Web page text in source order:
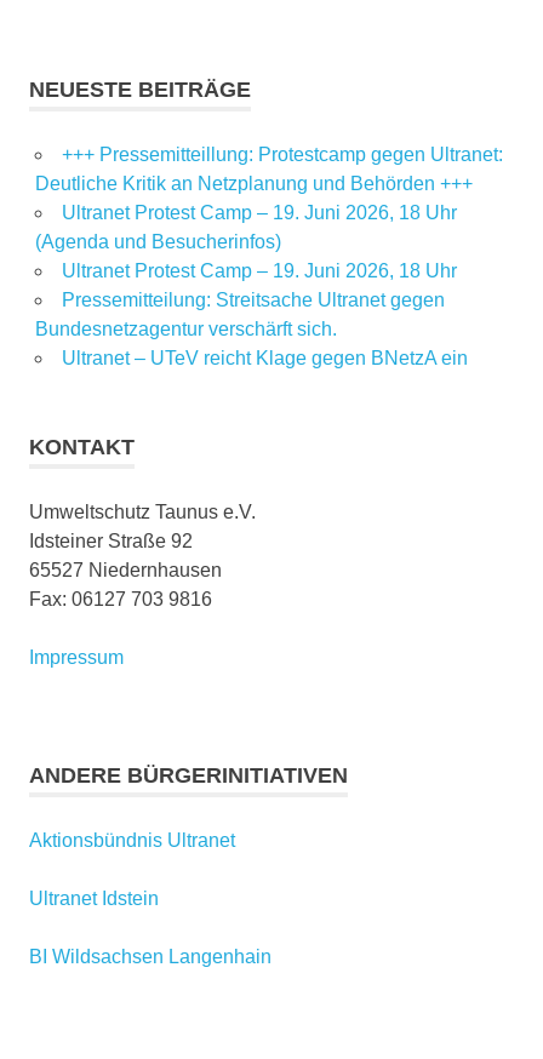
NEUESTE BEITRÄGE
+++ Pressemitteillung: Protestcamp gegen Ultranet:
Deutliche Kritik an Netzplanung und Behörden +++
Ultranet Protest Camp – 19. Juni 2026, 18 Uhr
(Agenda und Besucherinfos)
Ultranet Protest Camp – 19. Juni 2026, 18 Uhr
Pressemitteilung: Streitsache Ultranet gegen
Bundesnetzagentur verschärft sich.
Ultranet – UTeV reicht Klage gegen BNetzA ein
KONTAKT
Umweltschutz Taunus e.V.
Idsteiner Straße 92
65527 Niedernhausen
Fax: 06127 703 9816
Impressum
ANDERE BÜRGERINITIATIVEN
Aktionsbündnis Ultranet
Ultranet Idstein
BI Wildsachsen Langenhain